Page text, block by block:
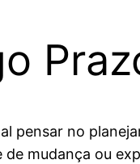
pensar no
mudança ou